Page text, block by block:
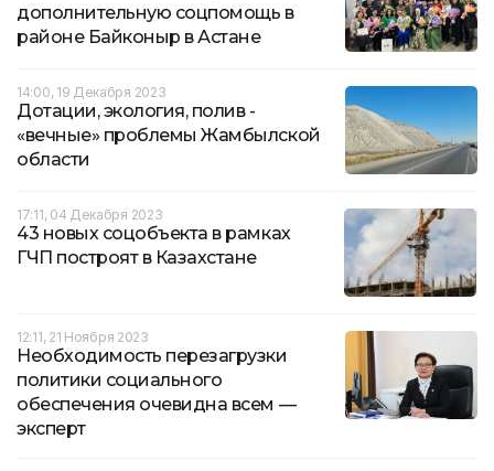
дополнительную соцпомощь в
районе Байконыр в Астане
14:00, 19 Декабря 2023
Дотации, экология, полив -
«вечные» проблемы Жамбылской
области
17:11, 04 Декабря 2023
43 новых соцобъекта в рамках
ГЧП построят в Казахстане
12:11, 21 Ноября 2023
Необходимость перезагрузки
политики социального
обеспечения очевидна всем —
эксперт